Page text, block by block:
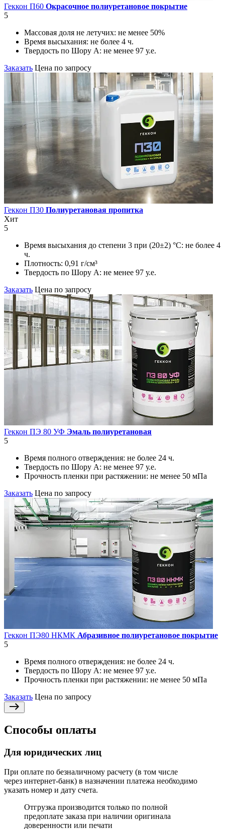
Геккон П60 Окрасочное полиуретановое покрытие
5
Массовая доля не летучих: не менее 50%
Время высыхания: не более 4 ч.
Твердость по Шору А: не менее 97 у.е.
Заказать Цена по запросу
Геккон П30 Полиуретановая пропитка
Хит
5
Время высыхания до степени 3 при (20±2) °С: не более 4
ч.
Плотность: 0,91 г/см³
Твердость по Шору А: не менее 97 у.е.
Заказать Цена по запросу
Геккон ПЭ 80 УФ Эмаль полиуретановая
5
Время полного отверждения: не более 24 ч.
Твердость по Шору А: не менее 97 у.е.
Прочность пленки при растяжении: не менее 50 мПа
Заказать Цена по запросу
Геккон ПЭ80 НКМК Абразивное полиуретановое покрытие
5
Время полного отверждения: не более 24 ч.
Твердость по Шору А: не менее 97 у.е.
Прочность пленки при растяжении: не менее 50 мПа
Заказать Цена по запросу
Способы оплаты
Для юридических лиц
При оплате по безналичному расчету (в том числе
через интернет-банк) в назначении платежа необходимо
указать номер и дату счета.
Отгрузка производится только по полной
предоплате заказа при наличии оригинала
доверенности или печати